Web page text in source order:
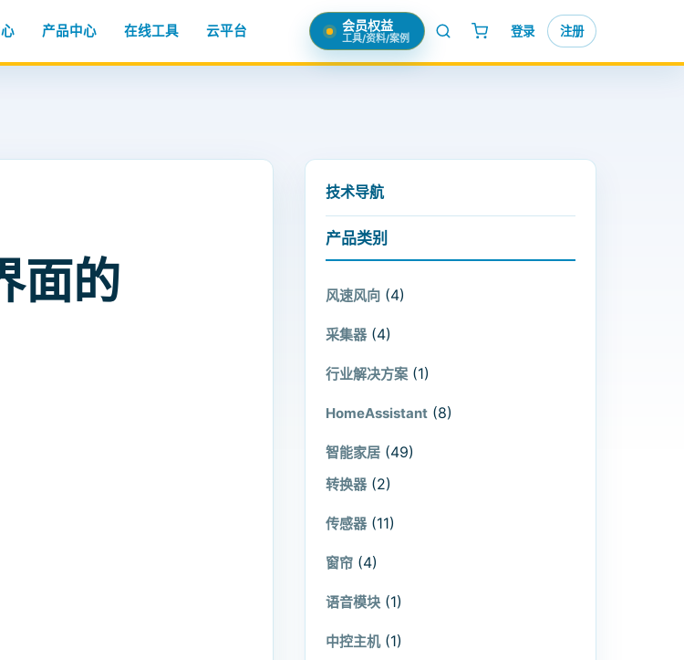
产品中心 在线工具 云平台 会员权益
工具/资料/案例 登录 注册
面的
技术导航
产品类别
风速风向 (4)
采集器 (4)
行业解决方案 (1)
HomeAssistant (8)
智能家居 (49)
转换器 (2)
传感器 (11)
窗帘 (4)
语音模块 (1)
中控主机 (1)